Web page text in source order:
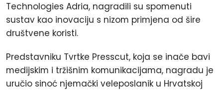
Technologies Adria, nagradili su spomenuti
sustav kao inovaciju s nizom primjena od šire
društvene koristi.
Predstavniku Tvrtke Presscut, koja se inače bavi
medijskim i tržišnim komunikacijama, nagradu je
uručio sinoć njemački veleposlanik u Hrvatskoj